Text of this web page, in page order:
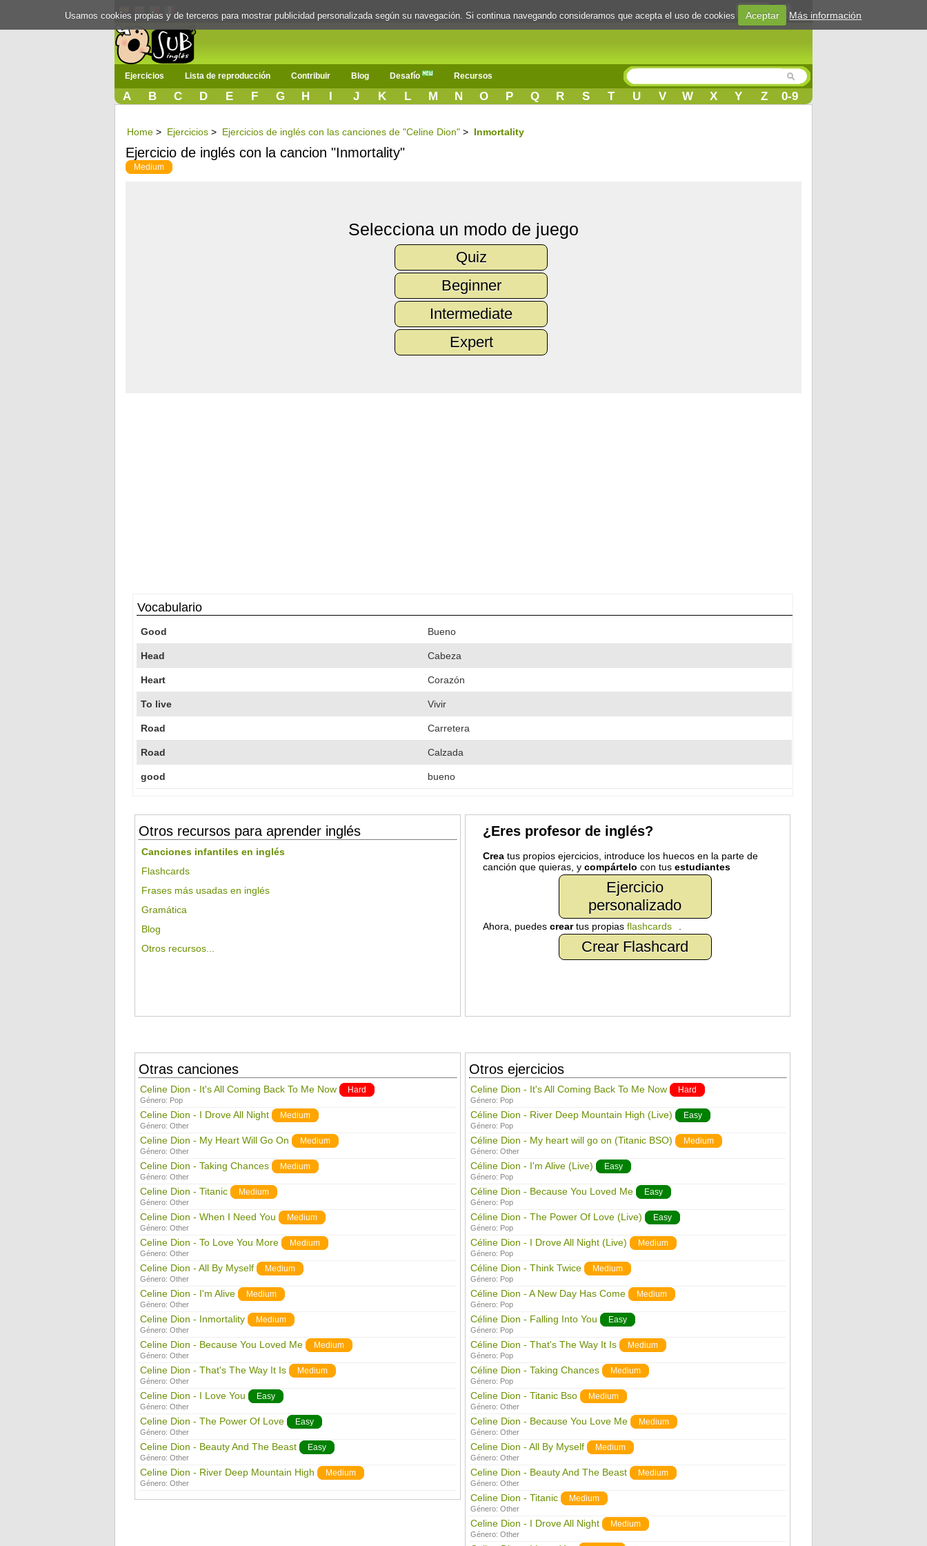
Login
Ejercicios Lista de reproducción Contribuir Blog Desafío Recursos
A B C D E F G H I J K L M N O P Q R S T U V W X Y Z 0-9
Home > Ejercicios > Ejercicios de inglés con las canciones de "Celine Dion" > Inmortality
Ejercicio de inglés con la cancion "Inmortality"
Medium
Selecciona un modo de juego
Quiz
Beginner
Intermediate
Expert
Vocabulario
Good Bueno
Head Cabeza
Heart Corazón
To live Vivir
Road Carretera
Road Calzada
good bueno
Otros recursos para aprender inglés
Canciones infantiles en inglés
Flashcards
Frases más usadas en inglés
Gramática
Blog
Otros recursos...
¿Eres profesor de inglés?
Creatus propios ejercicios, introduce los huecos en la parte de
canción que quieras, y compártelo con tus estudiantes
Ejercicio
personalizado
Ahora, puedes creartus propias flashcards
Crear Flashcard
Otras canciones
Celine Dion - It's All Coming Back To Me Now Hard
Género: Pop
Celine Dion - I Drove All Night Medium
Género: Other
Celine Dion - My Heart Will Go On Medium
Género: Other
Celine Dion - Taking Chances Medium
Género: Other
Celine Dion - Titanic Medium
Género: Other
Celine Dion - When I Need You Medium
Género: Other
Celine Dion - To Love You More Medium
Género: Other
Celine Dion - All By Myself Medium
Género: Other
Celine Dion - I'm Alive Medium
Género: Other
Celine Dion - Inmortality Medium
Género: Other
Celine Dion - Because You Loved Me Medium
Género: Other
Celine Dion - That's The Way It Is Medium
Género: Other
Celine Dion - I Love You Easy
Género: Other
Celine Dion - The Power Of Love Easy
Género: Other
Celine Dion - Beauty And The Beast Easy
Género: Other
Celine Dion - River Deep Mountain High Medium
Género: Other
Otros ejercicios
Celine Dion - It's All Coming Back To Me Now Hard
Género: Pop
Céline Dion - River Deep Mountain High (Live) Easy
Género: Pop
Céline Dion - My heart will go on (Titanic BSO) Medium
Género: Other
Céline Dion - I'm Alive (Live) Easy
Género: Pop
Céline Dion - Because You Loved Me Easy
Género: Pop
Céline Dion - The Power Of Love (Live) Easy
Género: Pop
Céline Dion - I Drove All Night (Live) Medium
Género: Pop
Céline Dion - Think Twice Medium
Género: Pop
Céline Dion - A New Day Has Come Medium
Género: Pop
Céline Dion - Falling Into You Easy
Género: Pop
Céline Dion - That's The Way It Is Medium
Género: Pop
Céline Dion - Taking Chances Medium
Género: Pop
Celine Dion - Titanic Bso Medium
Género: Other
Celine Dion - Because You Love Me Medium
Género: Other
Celine Dion - All By Myself Medium
Género: Other
Celine Dion - Beauty And The Beast Medium
Género: Other
Celine Dion - Titanic Medium
Género: Other
Celine Dion - I Drove All Night Medium
Género: Other
Usamos cookies propias y de terceros para mostrar publicidad personalizada según su navegación. Si continua navegando consideramos que acepta el uso de cookies Aceptar Más información